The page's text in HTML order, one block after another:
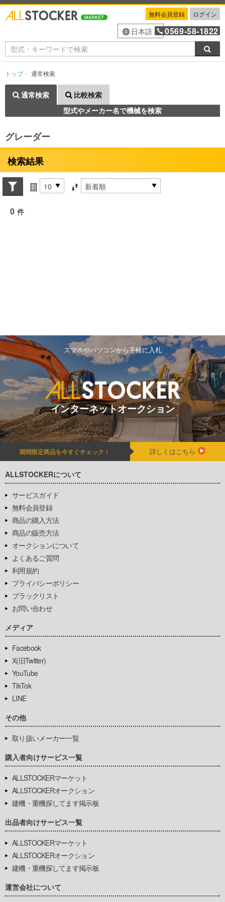
無料会員登録 ログイン
日本語 0569-58-1822
トップ 通常検索
通常検索
比較検索
型式やメーカー名で機械を検索
グレーダー
検索結果
Search conditions
件数 並び替え条件
0 件
スマホやパソコンから手軽に入札
インターネットオークション
期間限定商品を今すぐチェック！ 詳しくはこちら
ALLSTOCKERについて
サービスガイド
無料会員登録
商品の購入方法
商品の販売方法
オークションについて
よくあるご質問
利用規約
プライバシーポリシー
ブラックリスト
お問い合わせ
メディア
Facebook
X(旧Twitter)
YouTube
TikTok
LINE
その他
取り扱いメーカー一覧
購入者向けサービス一覧
ALLSTOCKERマーケット
ALLSTOCKERオークション
建機・重機探してます掲示板
出品者向けサービス一覧
ALLSTOCKERマーケット
ALLSTOCKERオークション
建機・重機探してます掲示板
運営会社について